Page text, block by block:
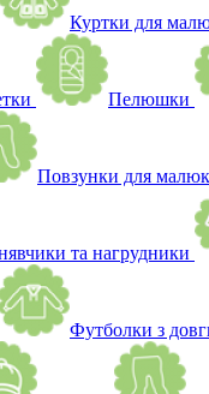
Куртки для
Пелюшки
Повзунки для
та нагрудники
Футболки з